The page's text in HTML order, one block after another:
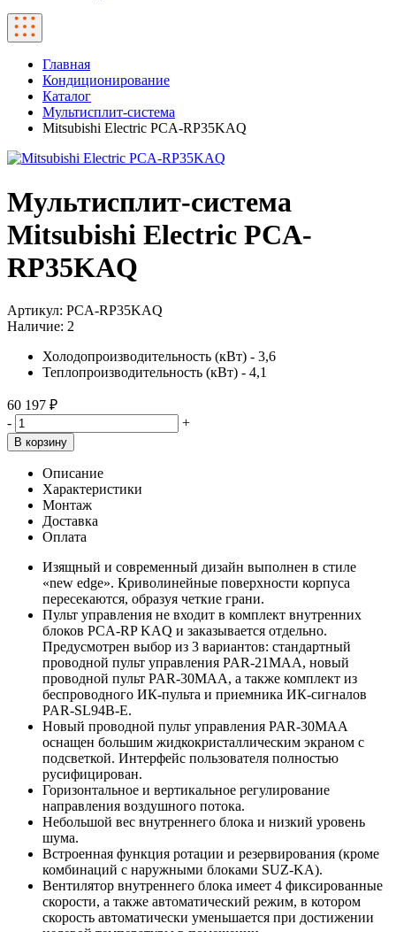
Главная
Кондиционирование
Каталог
Мультисплит-система
Mitsubishi Electric PCA-RP35KAQ
Мультисплит-система
Mitsubishi Electric PCA-
RP35KAQ
Артикул: PCA-RP35KAQ
Наличие: 2
Холодопроизводительность (кВт) - 3,6
Теплопроизводительность (кВт) - 4,1
60 197 ₽
-
+
В корзину
Описание
Характеристики
Монтаж
Доставка
Оплата
Изящный и современный дизайн выполнен в стиле
«new edge». Криволинейные поверхности корпуса
пересекаются, образуя четкие грани.
Пульт управления не входит в комплект внутренних
блоков PCA-RP KAQ и заказывается отдельно.
Предусмотрен выбор из 3 вариантов: стандартный
проводной пульт управления PAR-21MAA, новый
проводной пульт PAR-30MAA, а также комплект из
беспроводного ИК-пульта и приемника ИК-сигналов
PAR-SL94B-E.
Новый проводной пульт управления PAR-30MAA
оснащен большим жидкокристаллическим экраном с
подсветкой. Интерфейс пользователя полностью
русифицирован.
Горизонтальное и вертикальное регулирование
направления воздушного потока.
Небольшой вес внутреннего блока и низкий уровень
шума.
Встроенная функция ротации и резервирования (кроме
комбинаций с наружными блоками SUZ-KA).
Вентилятор внутреннего блока имеет 4 фиксированные
скорости, а также автоматический режим, в котором
скорость автоматически уменьшается при достижении